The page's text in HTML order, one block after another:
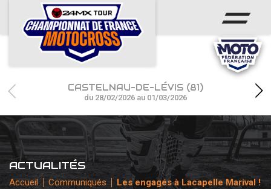
ACCUEIL
ACTUS
CALENDRIER
RÉSULTATS
PHOTOS / WEB TV
CHAMPIONNAT
PARTENAIRES
CASTELNAU-DE-LÉVIS (81)
du 28/02/2026 au 01/03/2026
ACTUALITÉS
Accueil Communiqués Les engagés à Lacapelle Marival !